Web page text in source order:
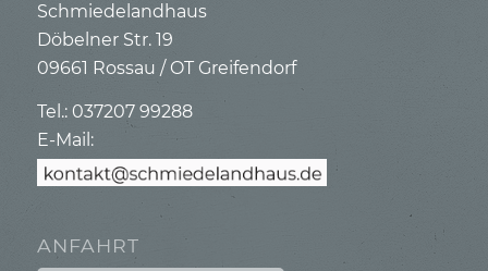
Schmiedelandhaus
Döbelner Str. 19
09661 Rossau / OT Greifendorf
Tel.: 037207 99288
E-Mail:
ANFAHRT